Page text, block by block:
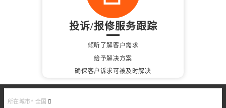
投诉/报修服务跟踪
倾听了解客户需求
给予解决方案
确保客户诉求可被及时解决
所在城市* 全国